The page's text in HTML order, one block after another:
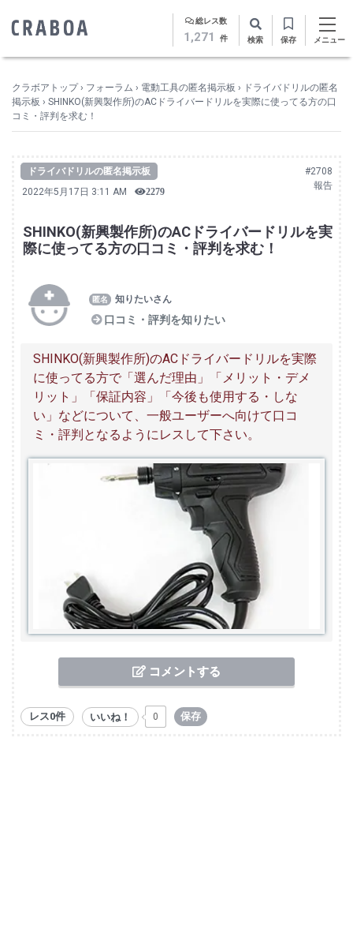
総レス数
1,271 件 検索 保存 メニュー
クラボアトップ › フォーラム › 電動工具の匿名掲示板 › ドライバドリルの匿名
掲示板 › SHINKO(新興製作所)のACドライバードリルを実際に使ってる方の口
コミ・評判を求む！
ドライバドリルの匿名掲示板
#2708
報告
2022年5月17日 3:11 AM 2279
SHINKO(新興製作所)のACドライバードリルを実
際に使ってる方の口コミ・評判を求む！
知りたいさん
口コミ・評判を知りたい
SHINKO(新興製作所)のACドライバードリルを実際
に使ってる方で「選んだ理由」「メリット・デメ
リット」「保証内容」「今後も使用する・しな
い」などについて、一般ユーザーへ向けて口コ
ミ・評判となるようにレスして下さい。
コメントする
レス0件 いいね！ 0 保存